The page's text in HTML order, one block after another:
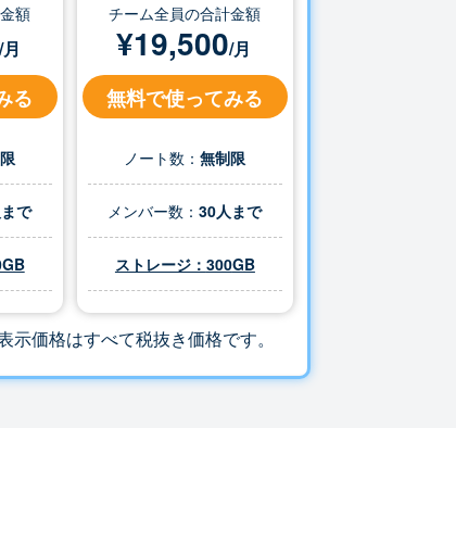
額
/月
る
で
チーム全員の合計金額
¥19,500/月
無料で使ってみる
ノート数：無制限
メンバー数：30人まで
ストレージ： 300GB
示価格はすべて税抜き価格です。